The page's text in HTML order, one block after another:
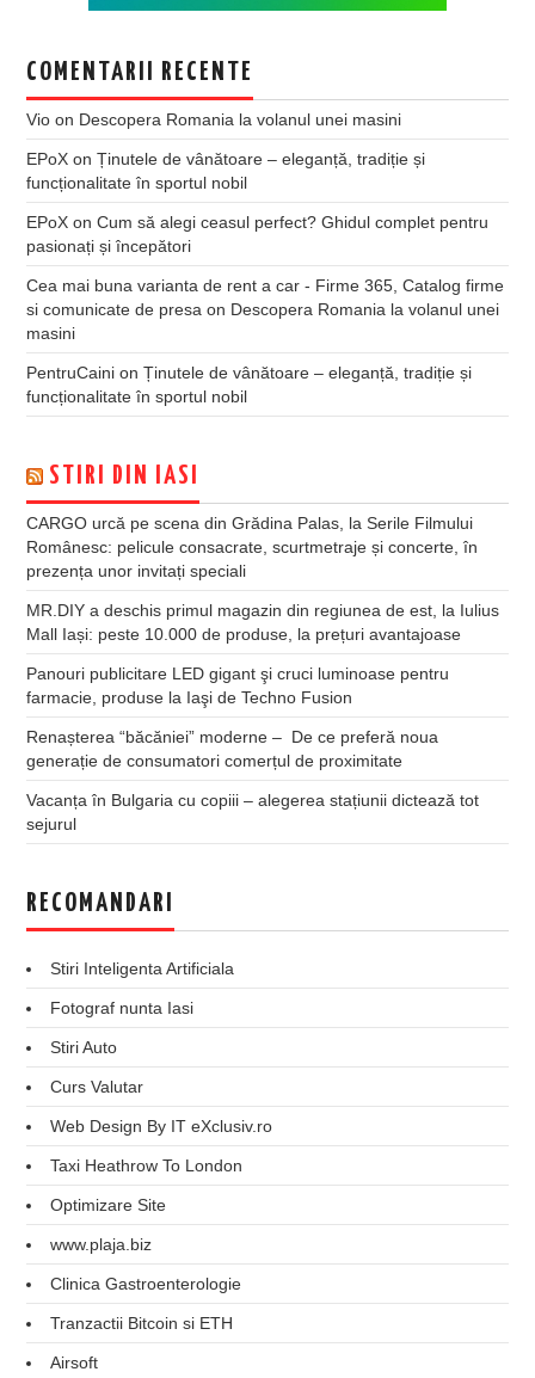
COMENTARII RECENTE
Vio on Descopera Romania la volanul unei masini
EPoX onȚinutele de vânătoare – eleganță, tradiție și
funcționalitate în sportul nobil
EPoX onCum să alegi ceasul perfect? Ghidul complet pentru
pasionați și începători
Cea mai buna varianta de rent a car - Firme 365, Catalog firme
si comunicate de presa on Descopera Romania la volanul unei
masini
PentruCaini onȚinutele de vânătoare – eleganță, tradiție și
funcționalitate în sportul nobil
STIRI DIN IASI
CARGO urcă pe scena din Grădina Palas, la Serile Filmului
Românesc: pelicule consacrate, scurtmetraje și concerte, în
prezența unor invitați speciali
MR.DIY a deschis primul magazin din regiunea de est, la Iulius
Mall Iași: peste 10.000 de produse, la prețuri avantajoase
Panouri publicitare LED gigant şi cruci luminoase pentru
farmacie, produse la Iaşi de Techno Fusion
Renașterea “băcăniei” moderne – De ce preferă noua
generație de consumatori comerțul de proximitate
Vacanța în Bulgaria cu copiii – alegerea stațiunii dictează tot
sejurul
RECOMANDARI
Stiri Inteligenta Artificiala
Fotograf nunta Iasi
Stiri Auto
Curs Valutar
Web Design By IT eXclusiv.ro
Taxi Heathrow To London
Optimizare Site
www.plaja.biz
Clinica Gastroenterologie
Tranzactii Bitcoin si ETH
Airsoft